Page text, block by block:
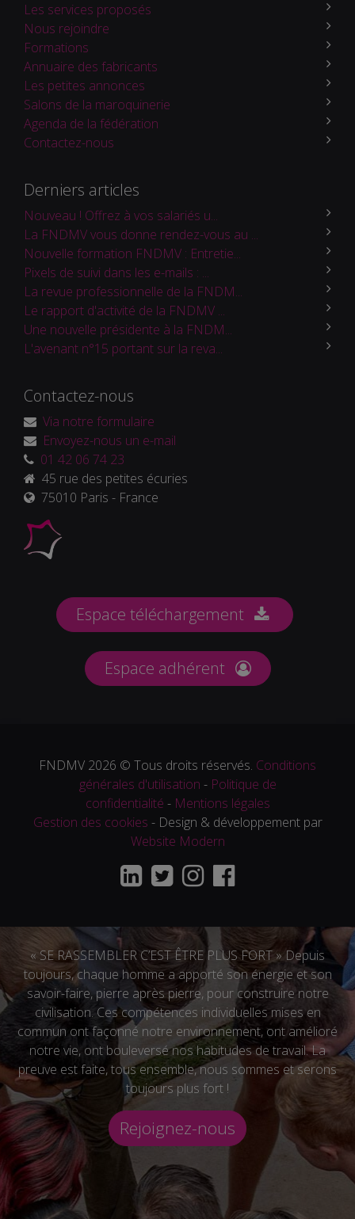
Les services proposés
Nous rejoindre
Formations
Annuaire des fabricants
Les petites annonces
Salons de la maroquinerie
Agenda de la fédération
Contactez-nous
Derniers articles
Nouveau ! Offrez à vos salariés u...
La FNDMV vous donne rendez-vous au ...
Nouvelle formation FNDMV : Entretie...
Pixels de suivi dans les e-mails : ...
La revue professionnelle de la FNDM...
Le rapport d'activité de la FNDMV ...
Une nouvelle présidente à la FNDM...
L'avenant n°15 portant sur la reva...
Contactez-nous
Via notre formulaire
Envoyez-nous un e-mail
01 42 06 74 23
45 rue des petites écuries
75010 Paris - France
Espace téléchargement
Espace adhérent
FNDMV 2026 © Tous droits réservés. Conditions
générales d'utilisation - Politique de
confidentialité - Mentions légales
Gestion des cookies - Design & développement par
Website Modern
« SE RASSEMBLER C’EST ÊTRE PLUS FORT » Depuis
toujours, chaque homme a apporté son énergie et son
savoir-faire, pierre après pierre, pour construire notre
civilisation. Ces compétences individuelles mises en
commun ont façonné notre environnement, ont amélioré
notre vie, ont bouleversé nos habitudes de travail. La
preuve est faite, tous ensemble, nous sommes et serons
toujours plus fort !
Rejoignez-nous